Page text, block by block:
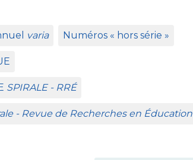
varia Numéros « hors série »
SPIRALE- RRÉ
- Revue de Recherches en Éducation